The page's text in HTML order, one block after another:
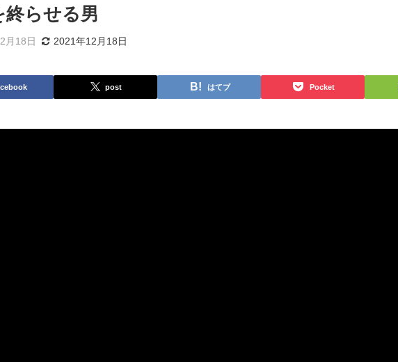
終らせる男
月18日 2021年12月18日
post はてブ Pocket